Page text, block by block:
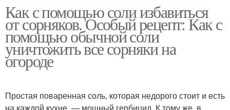
Средство против
сорняков
Раствор от сорняков
Соли на сорняки Соль против сорняков
Как с помощью соли избавиться
от сорняков. Особый рецепт: Как с
помощью обычной соли
уничтожить все сорняки на
огороде
Простая поваренная соль, которая недорого стоит и есть